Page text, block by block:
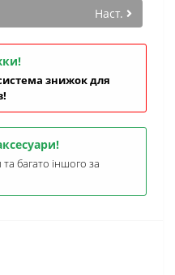
Наст.
знижок для
багато іншого за